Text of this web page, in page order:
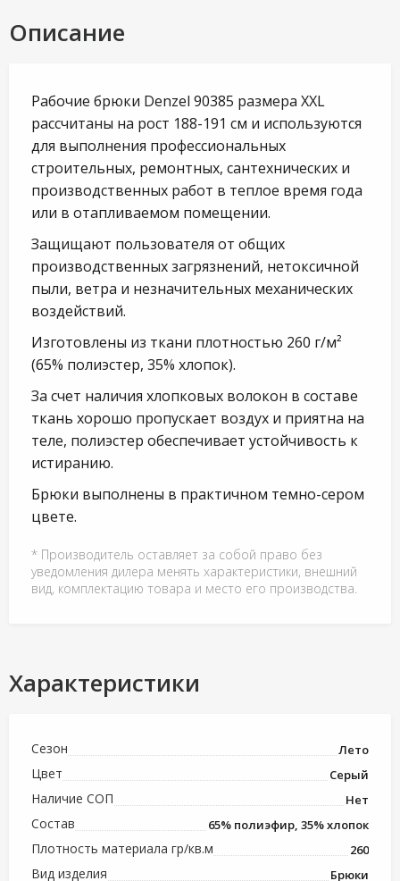
Описание
Рабочие брюки Denzel 90385 размера XXL
рассчитаны на рост 188-191 см и используются
для выполнения профессиональных
строительных, ремонтных, сантехнических и
производственных работ в теплое время года
или в отапливаемом помещении.
Защищают пользователя от общих
производственных загрязнений, нетоксичной
пыли, ветра и незначительных механических
воздействий.
Изготовлены из ткани плотностью 260 г/м²
(65% полиэстер, 35% хлопок).
За счет наличия хлопковых волокон в составе
ткань хорошо пропускает воздух и приятна на
теле, полиэстер обеспечивает устойчивость к
истиранию.
Брюки выполнены в практичном темно-сером
цвете.
* Производитель оставляет за собой право без
уведомления дилера менять характеристики, внешний
вид, комплектацию товара и место его производства.
Характеристики
Сезон Лето
Цвет Серый
Наличие СОП Нет
Состав 65% полиэфир, 35% хлопок
Плотность материала гр/кв.м 260
Вид изделия Брюки